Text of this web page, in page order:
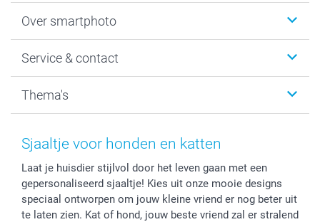
Fotoboeken
Fotocadeaus
Kaarten
Over smartphoto
Vacatures
Bestelproces
Herroepingsrecht
Privacy
Cookiebeleid
Reviews
Prijslijst
Service & contact
Tevredenheidsgarantie
Mijn orderstatus
smartbonus
smartfriends
service@smartphoto.nl
Affiliate partnerprogramma
Thema's
Baby
Moederdag
Vaderdag
Huwelijk
Sjaaltje voor honden en katten
Laat je huisdier stijlvol door het leven gaan met een
gepersonaliseerd sjaaltje! Kies uit onze mooie designs
speciaal ontworpen om jouw kleine vriend er nog beter uit
te laten zien. Kat of hond, jouw beste vriend zal er stralend